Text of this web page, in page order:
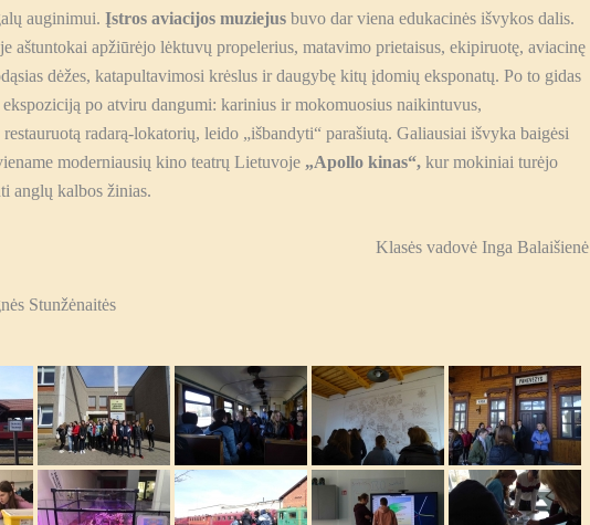
auginimui. Įstros aviacijos muziejus buvo dar viena edukacinės išvykos dalis.
aštuntokai apžiūrėjo lėktuvų propelerius, matavimo prietaisus, ekipiruotę, aviacinę
dėžes, katapultavimosi krėslus ir daugybę kitų įdomių eksponatų. Po to gidas
po atviru dangumi: karinius ir mokomuosius naikintuvus,
restauruotą radarą-lokatorių, leido „išbandyti“ parašiutą. Galiausiai išvyka baigėsi
moderniausių kino teatrų Lietuvoje „Apollo kinas“, kur mokiniai turėjo
anglų kalbos žinias.
Klasės vadovė Inga Balaišienė
Stunžėnaitės